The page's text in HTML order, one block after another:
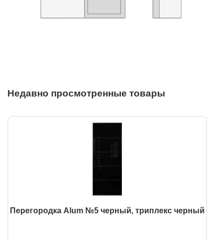
Недавно просмотренные товары
Перегородка Alum №5 черный, триплекс черный